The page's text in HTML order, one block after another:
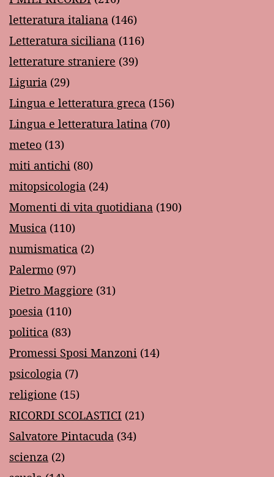
letteratura italiana (146)
Letteratura siciliana (116)
letterature straniere (39)
Liguria (29)
Lingua e letteratura greca (156)
Lingua e letteratura latina (70)
meteo (13)
miti antichi (80)
mitopsicologia (24)
Momenti di vita quotidiana (190)
Musica (110)
numismatica (2)
Palermo (97)
Pietro Maggiore (31)
poesia (110)
politica (83)
Promessi Sposi Manzoni (14)
psicologia (7)
religione (15)
RICORDI SCOLASTICI (21)
Salvatore Pintacuda (34)
scienza (2)